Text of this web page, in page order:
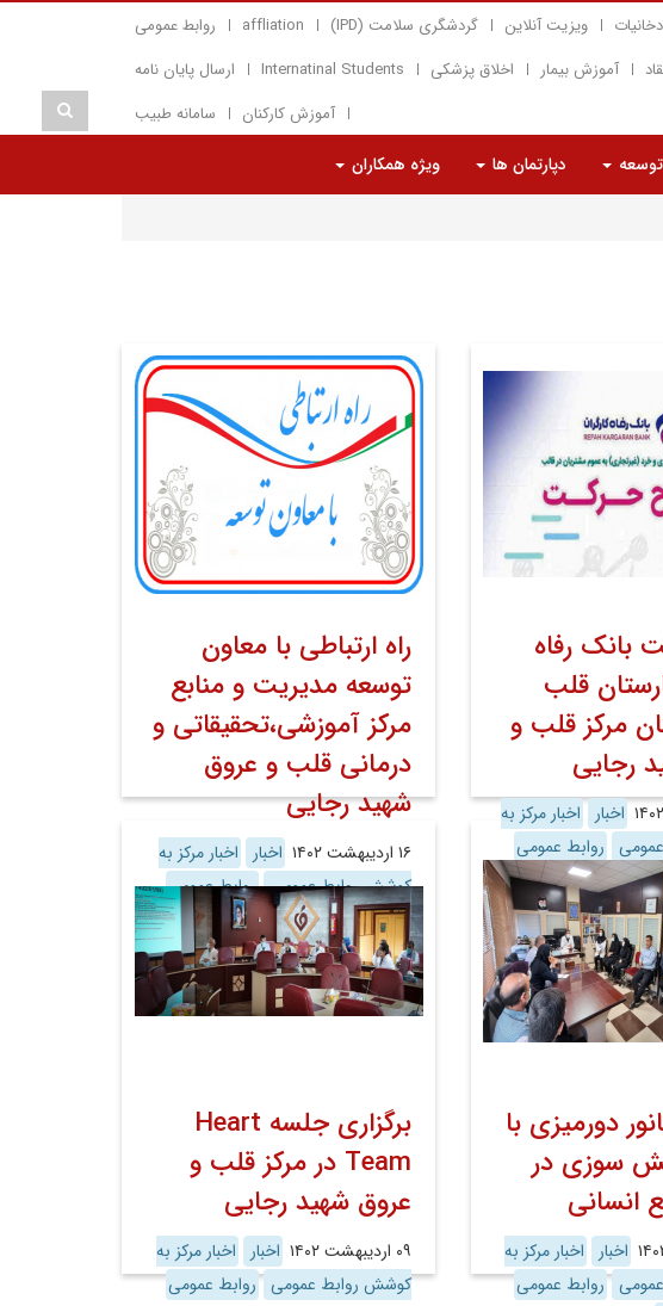
ویزیت آنلاین گردشگری سلامت (IPD) affliation
روابط عمومی
آموزش بیمار اخلاق پزشکی Internatinal Students
ارسال پایان نامه
آموزش کارکنان
سامانه طبیب
دپارتمان ها
ویژه همکاران
بانک رفاه
قلب
مرکز قلب و
رجایی
اخبار
اخبار مرکز به
روابط عمومی
راه ارتباطی با معاون
توسعه مدیریت و منابع
مرکز آموزشی،تحقیقاتی و
درمانی قلب و عروق
شهید رجایی
۱۶ اردیبهشت ۱۴۰۲ اخبار
اخبار مرکز به
کوشش روابط عمومی روابط عمومی
معاونت توسعه
دورمیزی با
سوزی در
انسانی
اخبار
اخبار مرکز به
روابط عمومی
برگزاری جلسه Heart
Team در مرکز قلب و
عروق شهید رجایی
۰۹ اردیبهشت ۱۴۰۲ اخبار
اخبار مرکز به
کوشش روابط عمومی روابط عمومی